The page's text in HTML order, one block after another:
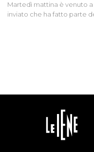
Martedì mattina è venuto
inviato che ha fatto parte